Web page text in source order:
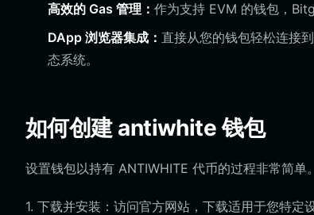
高效的 Gas 管理： 作为支持 EVM 的钱包，
DApp 浏览器集成： 直接从您的钱包轻松连接
态系统。
如何创建 antiwhite 钱包
设置钱包以持有 ANTIWHITE 代币的过程非常简单
1. 下载并安装：访问官方网站，下载适用于您特